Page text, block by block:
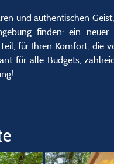
und authentischen
finden: ein
für Ihren Komfort,
für alle Budgets,